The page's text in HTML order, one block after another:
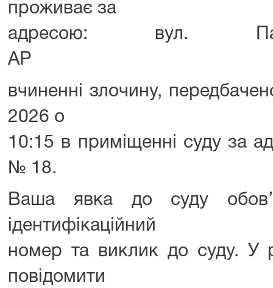
проживає за
адресою: вул.
АР Крим,
вчиненні злочину,
2026 о
10:15 в приміщенні суду за
№ 18.
Ваша явка до суду
ідентифікаційний
номер та виклик до суду. У
повідомити